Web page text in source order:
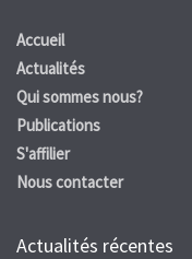
Accueil
Actualités
Qui sommes nous?
Publications
S'affilier
Nous contacter
Actualités récentes